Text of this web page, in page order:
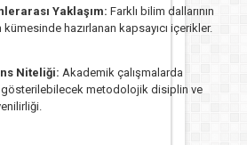
Yaklaşım: Farklı bilim dallarının
kümesinde hazırlanan kapsayıcı içerikler.
Niteliği: Akademik çalışmalarda
gösterilebilecek metodolojik disiplin ve